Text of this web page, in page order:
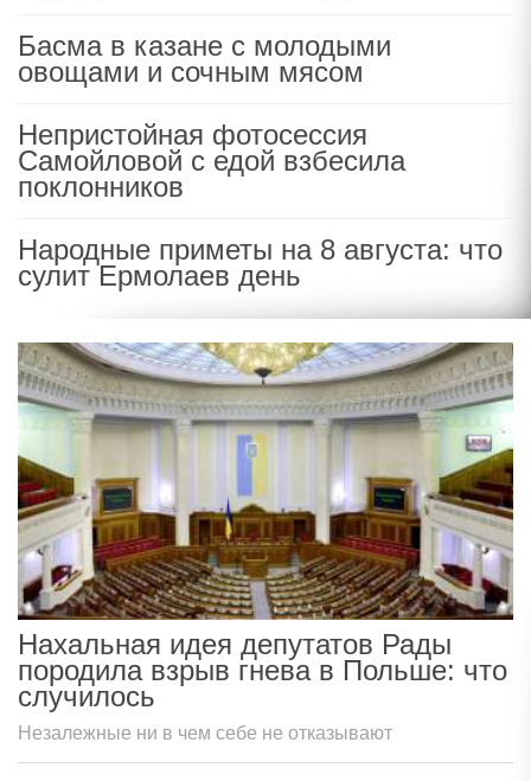
Басма в казане с молодыми
овощами и сочным мясом
Непристойная фотосессия
Самойловой с едой взбесила
поклонников
Народные приметы на 8 августа: что
сулит Ермолаев день
Нахальная идея депутатов Рады
породила взрыв гнева в Польше: что
случилось
Незалежные ни в чем себе не отказывают